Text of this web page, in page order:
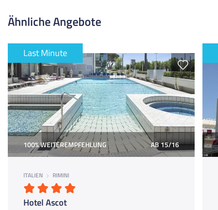
früher ankommt, ist das kein Problem: Das Hotel hat einen
Gepäckraum, wo du deinen Koffer abstellen kannst. So kannst
Ähnliche Angebote
Last Minute
100% WEITEREMPFEHLUNG AB 15/16
ITALIEN RIMINI
Hotel Ascot